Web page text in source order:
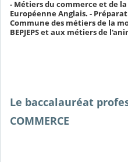
- Métiers du commerce et de
Européenne Anglais. -
Commune des métiers de la
BEPJEPS et aux métiers de
Le baccalauréat
COMMERCE